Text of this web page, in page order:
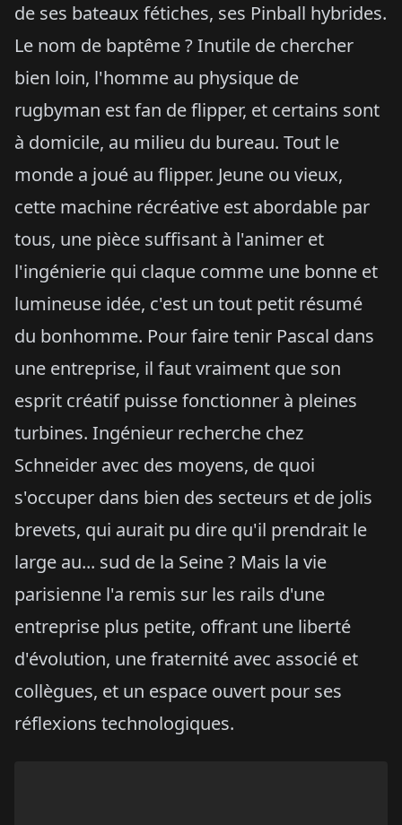
de ses bateaux fétiches, ses Pinball hybrides.
Le nom de baptême ? Inutile de chercher
bien loin, l'homme au physique de
rugbyman est fan de flipper, et certains sont
à domicile, au milieu du bureau. Tout le
monde a joué au flipper. Jeune ou vieux,
cette machine récréative est abordable par
tous, une pièce suffisant à l'animer et
l'ingénierie qui claque comme une bonne et
lumineuse idée, c'est un tout petit résumé
du bonhomme. Pour faire tenir Pascal dans
une entreprise, il faut vraiment que son
esprit créatif puisse fonctionner à pleines
turbines. Ingénieur recherche chez
Schneider avec des moyens, de quoi
s'occuper dans bien des secteurs et de jolis
brevets, qui aurait pu dire qu'il prendrait le
large au... sud de la Seine ? Mais la vie
parisienne l'a remis sur les rails d'une
entreprise plus petite, offrant une liberté
d'évolution, une fraternité avec associé et
collègues, et un espace ouvert pour ses
réflexions technologiques.